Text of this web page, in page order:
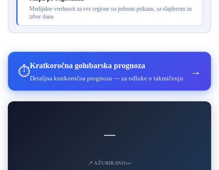
Medijalne vrednosti za sve regione na jednom prikazu, sa slajderom za
izbor dana
⏱️Kratkoročna golubarska prognoza
Detaljna kratkoročna prognoza — za odluke o takmičenju
→
—
📍 AŽURIRANO:--